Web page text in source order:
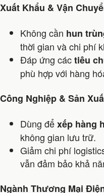
Xuất Khẩu & Vận
Không cần hun
thời gian và chi phí
Đáp ứng cáctiêu
phù hợp với hàng
Công Nghiệp & Sản
Dùng đểxếp hàng
không gian lưu trữ.
Giảm chi phí
vẫn đảm bảo khả
Ngành Thương Mại